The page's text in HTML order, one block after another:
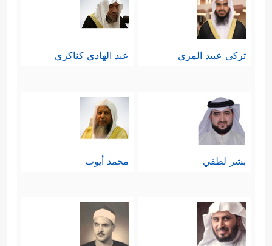
تركي عبيد المري عبد الهادي كناكري
بشر لطفي محمد أيوب